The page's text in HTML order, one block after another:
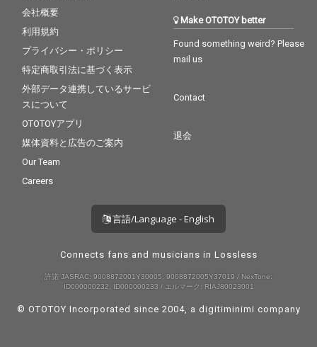
会社概要
利用規約
プライバシー・ポリシー
特定商取引法に基づく表示
外部データ連携しているサービ
スについて
OTOTOYアプリ
媒体資料と広告のご案内
Our Team
Careers
Make OTOTOY better
Found something weird? Please
mail us
Contact
退会
言語/Language - English
Connects fans and musicians in Lossless
許諾 JASRAC: 9008872001Y30005, 9008872005Y37019 / NexTone:
ID000000232, ID000000233 / エルマーク: RIAJ80023001
© OTOTOY Incorporated since 2004, a digitiminimi company